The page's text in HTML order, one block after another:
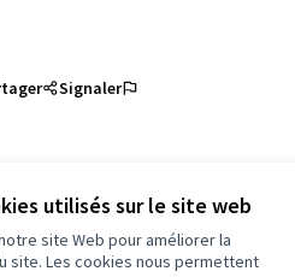
utilisés sur le site web
site Web pour améliorer la
site. Les cookies nous permettent
Signaler
PROP-2026-06-6706
voir les autres versions
numérique